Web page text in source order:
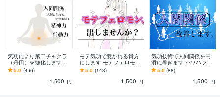
気功により第二チャクラ
（丹田）を強化します
〝運気上昇〟〝精神強
化〟〝人間関係の向上〟
5.0 (466)
1,500 円
モテ気功で惹かれる貴方
にします モテフェロモン
でお相手を魅了☆恋活や
婚活、男性も歓迎！
5.0 (143)
1,500 円
気功技術で人間関係を円
滑に導きます パワハラ、
恋愛、イジメ、ママ友、
ご近所、嫁姑問題etc
5.0 (88)
1,500 円